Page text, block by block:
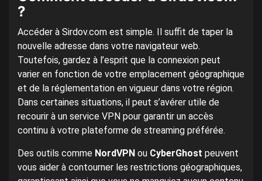
?
Accéder à Sirdov.com est simple. Il suffit de taper la
nouvelle adresse dans votre navigateur web.
Toutefois, gardez à l’esprit que la connexion peut
varier en fonction de votre emplacement géographique
et de la réglementation en vigueur dans votre région.
Dans certaines situations, il peut s’avérer utile de
recourir à un service VPN pour garantir un accès
continu à votre plateforme de streaming préférée.
Des outils comme NordVPN ou CyberGhost peuvent
vous aider à contourner les restrictions géographiques,